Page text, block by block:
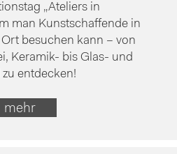
„Ateliers in
man Kunstschaffende in
besuchen kann – von
Keramik- bis Glas- und
zu entdecken!
mehr